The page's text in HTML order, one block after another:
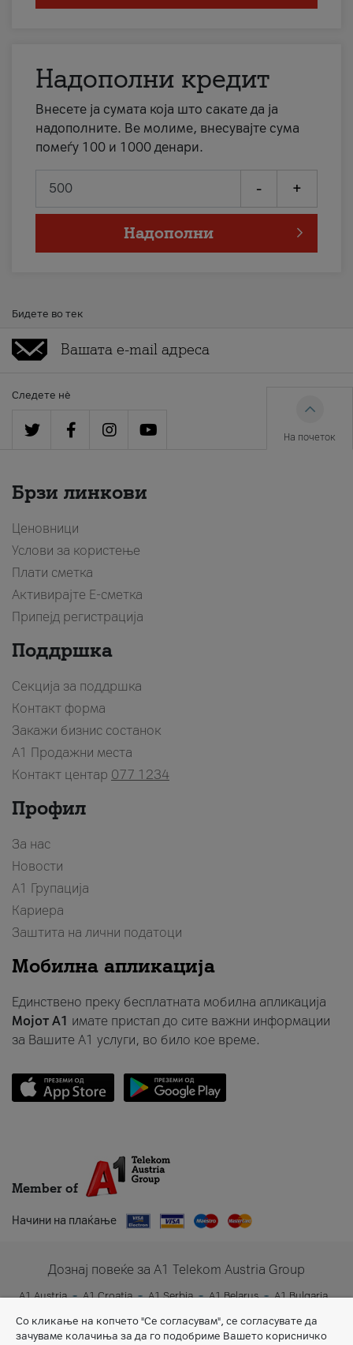
Надополни кредит
Внесете ја сумата која што сакате да ја
надополните. Ве молиме, внесувајте сума
помеѓу 100 и 1000 денари.
- +
Надополни
Бидете во тек
Следете нè
На почеток
Брзи линкови
Ценовници
Услови за користење
Плати сметка
Активирајте Е-сметка
Припејд регистрација
Поддршка
Секција за поддршка
Контакт форма
Закажи бизнис состанок
A1 Продажни места
Контакт центар 077 1234
Профил
За нас
Новости
А1 Групација
Кариера
Заштита на лични податоци
Мобилна апликација
Единствено преку бесплатната мобилна апликација
Мојот A1 имате пристап до сите важни информации
за Вашите A1 услуги, во било кое време.
Member of
Начини на плаќање
Дознај повеќе за A1 Telekom Austria Group
A1 Austria A1 Croatia A1 Serbia A1 Belarus
A1 Bulgaria
A1 Slovenia
A1 Digital
Со кликање на копчето "Се согласувам", се согласувате да
зачуваме колачиња за да го подобриме Вашето корисничко